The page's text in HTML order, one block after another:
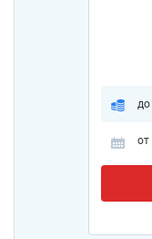
до
от